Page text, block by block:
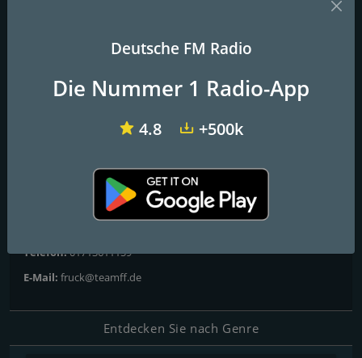
The Global Groove.
FM-Frequenzen
Telefon:01713611159
E-Mail: fruck@teamff.de
Entdecken Sie nach Genre
Deutsche FM Radio
Die Nummer 1 Radio-App
4.8 +500k